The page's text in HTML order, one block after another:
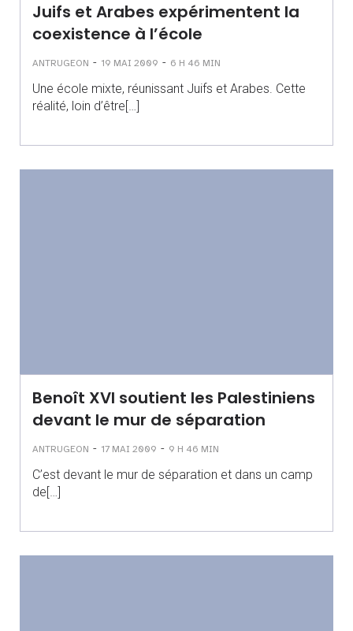
Juifs et Arabes expérimentent la
coexistence à l’école
ANTRUGEON - 19 MAI 2009 - 6 H 46 MIN
Une école mixte, réunissant Juifs et Arabes. Cette
réalité, loin d’être[…]
Benoît XVI soutient les Palestiniens
devant le mur de séparation
ANTRUGEON - 17 MAI 2009 - 9 H 46 MIN
C’est devant le mur de séparation et dans un camp
de[…]